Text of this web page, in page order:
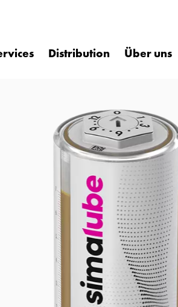
Distribution Über uns
und am besten verbundene